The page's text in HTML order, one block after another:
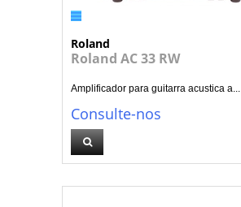
Roland
Roland AC 33 RW
Amplificador para guitarra acustica a...
Consulte-nos